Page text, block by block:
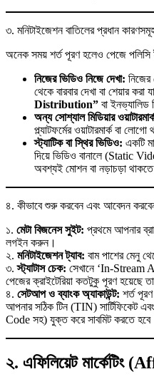
৩. মনিটাইজেশন বাতিলের প্রধান
অনেক সময় শর্ত পূরণ হলেও পেজে
নিজের ভিডিও নিজে দেখা:
থেকে বারবার দেখা বা শেয়ার
Distribution” বা ইনভ্যালিড
অন্য সোশ্যাল মিডিয়ার
প্ল্যাটফর্মের ওয়াটারমার্ক বা
স্ট্যাটিক বা স্থির ভিডিও: একটি
দিয়ে ভিডিও বানালে (Static
অবশ্যই মোশন বা নড়াচড়া
৪. কীভাবে শুরু করবেন এবং আবেদন
১. মেটা বিজনেস সুইট: প্রথমে আপনার
লগইন করুন।
২. মনিটাইজেশন ট্যাব: বাম পাশের মেনু
৩.স্ট্যাটাস চেক: সেখানে ‘In-Stream
পেজের ক্রাইটেরিয়া কতটুকু পূরণ হয়েছে
৪. সেটআপ ও ব্যাংক অ্যাকাউন্ট: শর্ত
আপনার সঠিক টিন (TIN) সার্টিফিকেট
Code সহ) যুক্ত করে সাবমিট করতে
২. এফিলিয়েট